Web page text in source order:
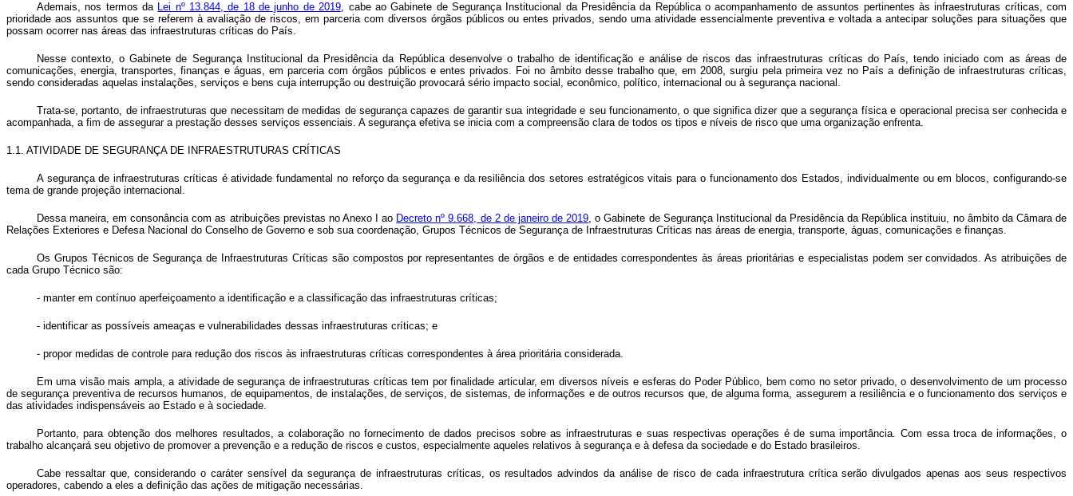
Ademais, nos termos da Lei nº 13.844, de 18 de junho de 2019, cabe ao Gabinete de Segurança Institucional da Presidência da República o acompanhamento de assuntos pertinentes às infraestruturas críticas, com
prioridade aos assuntos que se referem à avaliação de riscos, em parceria com diversos órgãos públicos ou entes privados, sendo uma atividade essencialmente preventiva e voltada a antecipar soluções para situações que
possam ocorrer nas áreas das infraestruturas críticas do País.
Nesse contexto, o Gabinete de Segurança Institucional da Presidência da República desenvolve o trabalho de identificação e análise de riscos das infraestruturas críticas do País, tendo iniciado com as áreas de
comunicações, energia, transportes, finanças e águas, em parceria com órgãos públicos e entes privados. Foi no âmbito desse trabalho que, em 2008, surgiu pela primeira vez no País a definição de infraestruturas críticas,
sendo consideradas aquelas instalações, serviços e bens cuja interrupção ou destruição provocará sério impacto social, econômico, político, internacional ou à segurança nacional.
Trata-se, portanto, de infraestruturas que necessitam de medidas de segurança capazes de garantir sua integridade e seu funcionamento, o que significa dizer que a segurança física e operacional precisa ser conhecida e
acompanhada, a fim de assegurar a prestação desses serviços essenciais. A segurança efetiva se inicia com a compreensão clara de todos os tipos e níveis de risco que uma organização enfrenta.
1.1. ATIVIDADE DE SEGURANÇA DE INFRAESTRUTURAS CRÍTICAS
A segurança de infraestruturas críticas é atividade fundamental no reforço da segurança e da resiliência dos setores estratégicos vitais para o funcionamento dos Estados, individualmente ou em blocos, configurando-se
tema de grande projeção internacional.
Dessa maneira, em consonância com as atribuições previstas no Anexo I ao Decreto nº 9.668, de 2 de janeiro de 2019, o Gabinete de Segurança Institucional da Presidência da República instituiu, no âmbito da Câmara de
Relações Exteriores e Defesa Nacional do Conselho de Governo e sob sua coordenação, Grupos Técnicos de Segurança de Infraestruturas Críticas nas áreas de energia, transporte, águas, comunicações e finanças.
Os Grupos Técnicos de Segurança de Infraestruturas Críticas são compostos por representantes de órgãos e de entidades correspondentes às áreas prioritárias e especialistas podem ser convidados. As atribuições de
cada Grupo Técnico são:
- manter em contínuo aperfeiçoamento a identificação e a classificação das infraestruturas críticas;
- identificar as possíveis ameaças e vulnerabilidades dessas infraestruturas críticas; e
- propor medidas de controle para redução dos riscos às infraestruturas críticas correspondentes à área prioritária considerada.
Em uma visão mais ampla, a atividade de segurança de infraestruturas críticas tem por finalidade articular, em diversos níveis e esferas do Poder Público, bem como no setor privado, o desenvolvimento de um processo
de segurança preventiva de recursos humanos, de equipamentos, de instalações, de serviços, de sistemas, de informações e de outros recursos que, de alguma forma, assegurem a resiliência e o funcionamento dos serviços e
das atividades indispensáveis ao Estado e à sociedade.
Portanto, para obtenção dos melhores resultados, a colaboração no fornecimento de dados precisos sobre as infraestruturas e suas respectivas operações é de suma importância. Com essa troca de informações, o
trabalho alcançará seu objetivo de promover a prevenção e a redução de riscos e custos, especialmente aqueles relativos à segurança e à defesa da sociedade e do Estado brasileiros.
Cabe ressaltar que, considerando o caráter sensível da segurança de infraestruturas críticas, os resultados advindos da análise de risco de cada infraestrutura crítica serão divulgados apenas aos seus respectivos
operadores, cabendo a eles a definição das ações de mitigação necessárias.